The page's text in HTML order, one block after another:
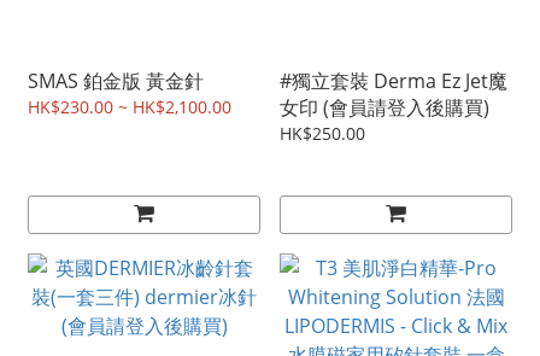
SMAS 鉑金版 黃金針
HK$230.00 ~ HK$2,100.00
#獨立套裝 Derma Ez Jet魔
女印 (會員請登入後購買)
HK$250.00